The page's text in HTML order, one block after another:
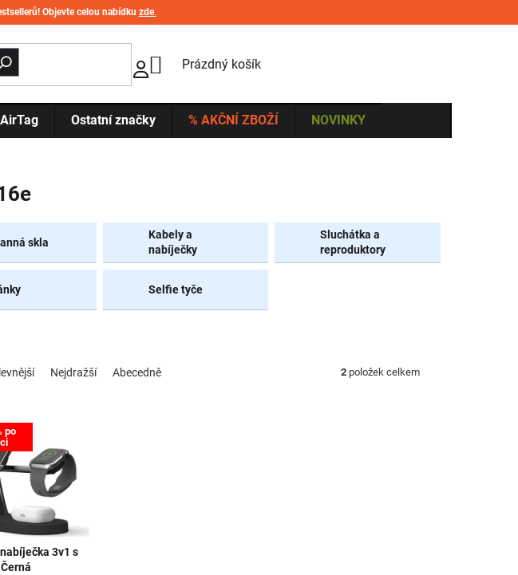
Objevte celou nabídku zde.
NÁKUPNÍ KOŠÍK
Prázdný košík
AirTag Ostatní značky % AKČNÍ ZBOŽÍ NOVINKY
skla
Kabely a
nabíječky
Sluchátka a
reproduktory
Selfie tyče
Nejdražší Abecedně 2 položek celkem
po
3v1 s